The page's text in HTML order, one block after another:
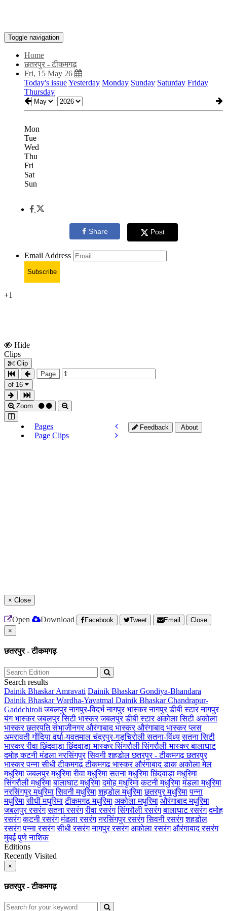
Toggle navigation
Home
छतरपुर - टीकमगढ़
Fri, 15 May 26
Today's issueYesterday Monday Sunday Saturday Friday
Thursday
Mon
Tue
Wed
Thu
Fri
Sat
Sun
Share Post
Email Address
Subscribe
+1
Hide
Clips
Clip
Page
of 16
Zoom
Pages
Page Clips
Feedback About
× Close
Open Download Facebook Tweet Email
Close
×
छतरपुर - टीकमगढ़
Search results
Dainik Bhaskar Amravati Dainik Bhaskar Gondiya-Bhandara
Dainik Bhaskar Wardha-Yavatmal Dainik Bhaskar Chandrapur-
Gaddchiroli जबलपुरनागपुर-विदर्भ नागपुर भास्करनागपुर डीबी स्टारनागपुर
यंग भास्करजबलपुर सिटी भास्करजबलपुर डीबी स्टारअकोला सिटी अकोला
भास्करछत्रपति संभाजीनगरऔरंगाबाद भास्करऔरंगाबाद भास्कर प्लस
अमरावतीगोंदियावर्धा-यवतमालचंद्रपुर-गड़चिरोलीसतना-विंध्य सतना सिटी
भास्कररीवाछिंदवाड़ाछिंदवाड़ा भास्करसिंगरौलीसिंगरौली भास्करबालाघाट
दमोहकटनीमंडलानरसिंगपुर सिवनीशहडोलछतरपुर - टीकमगढ़छतरपुर
भास्करपन्नासीधीटीकमगढ़टीकमगढ़ भास्करऔरंगाबाद डाकअकोला मेल
मधुरिमा जबलपुर मधुरिमा रीवा मधुरिमा सतना मधुरिमा छिंदवाड़ा मधुरिमा
सिंगरौली मधुरिमा बालाघाट मधुरिमा दमोह मधुरिमा कटनी मधुरिमा मंडला मधुरिमा
नरसिंगपुर मधुरिमा सिवनी मधुरिमा शहडोल मधुरिमा छतरपुर मधुरिमा पन्ना
मधुरिमा सीधी मधुरिमा टीकमगढ़ मधुरिमा अकोला मधुरिमा औरंगाबाद मधुरिमा
जबलपुर रसरंग सतना रसरंग रीवा रसरंग सिंगरौली रसरंग बालाघाट रसरंग दमोह
रसरंग कटनी रसरंग मंडला रसरंग नरसिंगपुर रसरंग सिवनी रसरंग शहडोल
रसरंग पन्ना रसरंग सीधी रसरंग नागपुर रसरंग अकोला रसरंग औरंगाबाद रसरंग
मुंबई पुणेनाशिक
Editions
Recently Visited
×
छतरपुर - टीकमगढ़